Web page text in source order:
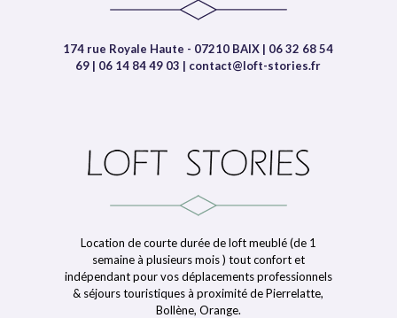
174 rue Royale Haute - 07210 BAIX | 06 32 68 54
69 | 06 14 84 49 03 | contact@loft-stories.fr
Location de courte durée de loft meublé (de 1
semaine à plusieurs mois ) tout confort et
indépendant pour vos déplacements professionnels
& séjours touristiques à proximité de Pierrelatte,
Bollène, Orange.